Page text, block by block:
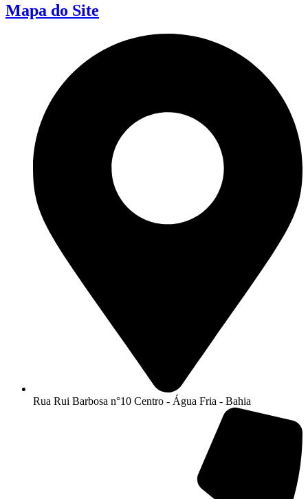
Mapa do Site
Rua Rui Barbosa n°10 Centro - Água Fria - Bahia